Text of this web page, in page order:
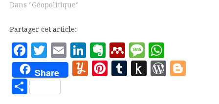
RUSSIE Il se pourrait
Coronavirus (COVID-19)
se profile une nouvelle
guerre sur les prix du
pétrole. On le sait, et je
l’ai dit à de nombreuses
reprises, la chute…
Dans "Géopolitique"
Partager cet article:
Facebook
Twitter
EmailLinkedIn
Evernote
Mendeley
Message
Share Yummly
Pinterest
Tumblr
Push
Partager